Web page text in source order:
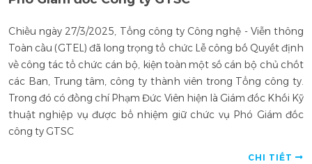
Chiều ngày 27/3/2025, Tổng công ty Công nghệ - Viễn thông
Toàn cầu (GTEL) đã long trọng tổ chức Lễ công bố Quyết định
về công tác tổ chức cán bộ, kiện toàn một số cán bộ chủ chốt
các Ban, Trung tâm, công ty thành viên trong Tổng công ty.
Trong đó có đồng chí Phạm Đức Viên hiện là Giám đốc Khối Kỹ
thuật nghiệp vụ được bổ nhiệm giữ chức vụ Phó Giám đốc
công ty GTSC
CHI TIẾT